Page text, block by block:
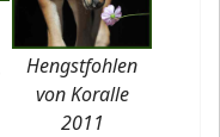
Hengstfohlen
von Koralle
2011